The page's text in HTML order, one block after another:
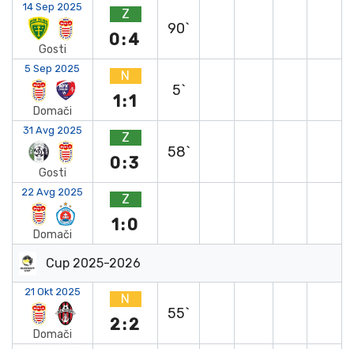
14 Sep 2025
Gosti
Z
0:4
90`
5 Sep 2025
Domači
N
1:1
5`
31 Avg 2025
Gosti
Z
0:3
58`
22 Avg 2025
Domači
Z
1:0
Cup 2025-2026
21 Okt 2025
Domači
N
2:2
55`